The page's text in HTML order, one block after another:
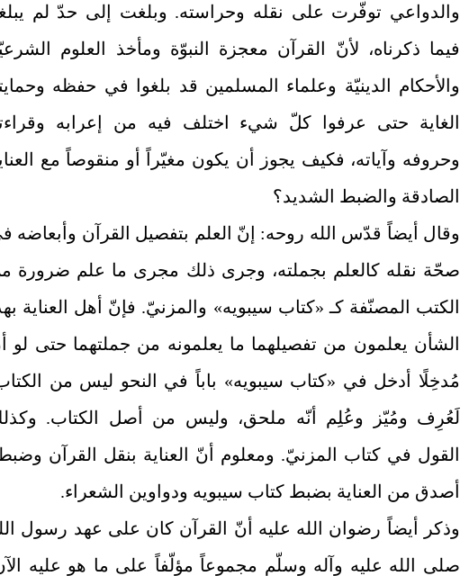
والدواعي توفّرت على نقله وحراسته. وبلغت إلى حدّ لم
فيما ذكرناه، لأنّ القرآن معجزة النبوّة ومأخذ العلوم
والأحكام الدينيّة وعلماء المسلمين قد بلغوا في حفظه
الغاية حتى عرفوا كلّ شي‏ء اختلف فيه من إعرابه
وحروفه وآياته، فكيف يجوز أن يكون مغيّراً أو منقوصاً مع
الصادقة والضبط الشديد؟
وقال أيضاً قدّس الله روحه: إنّ العلم بتفصيل القرآن وأبعاضه
صحّة نقله كالعلم بجملته، وجرى ذلك مجرى ما علم ضرورة
الكتب المصنّفة كـ «كتاب سيبويه» والمزنيّ. فإنّ أهل العناية
الشأن يعلمون من تفصيلهما ما يعلمونه من جملتهما حتى لو
مُدخِلًا أدخل في «كتاب سيبويه» باباً في النحو ليس من
لَعُرِف ومُيّز وعُلِم أنّه ملحق، وليس من أصل الكتاب.
القول في كتاب المزنيّ. ومعلوم أنّ العناية بنقل القرآن
أصدق من العناية بضبط كتاب سيبويه ودواوين الشعراء.
وذكر أيضاً رضوان الله عليه أنّ القرآن كان على عهد رسول
صلى الله عليه وآله وسلّم مجموعاً مؤلّفاً على ما هو عليه